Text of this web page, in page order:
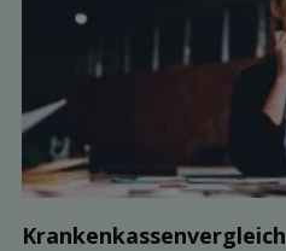
Kranken­kassen­vergleich